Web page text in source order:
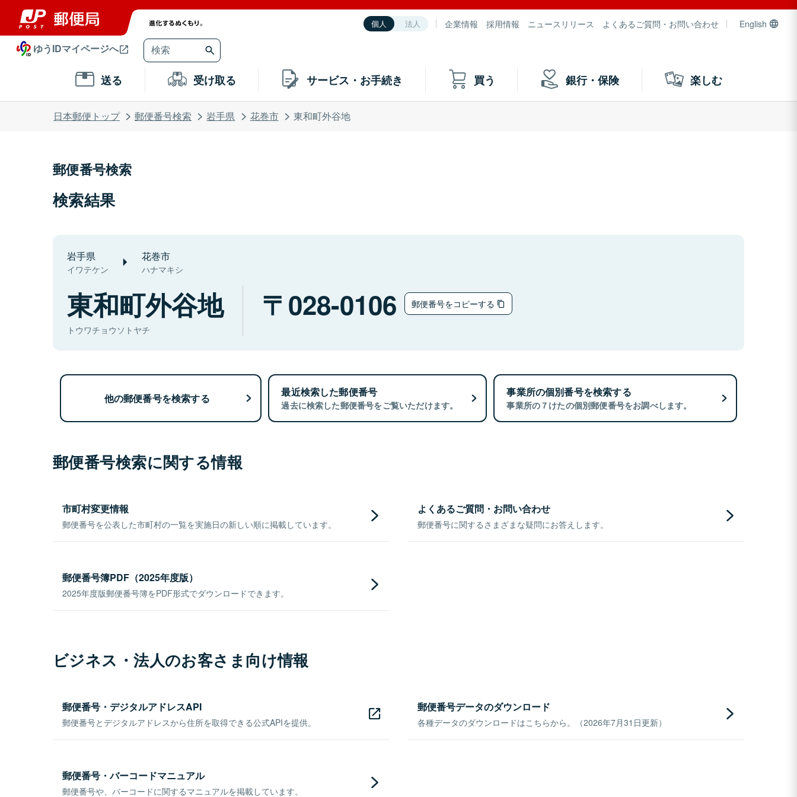
個人 法人 企業情報 採用情報 ニュースリリース よくあるご質問・お問い合わせ English
ゆうIDマイページへ
送る 受け取る サービス・お手続き 買う 銀行・保険 楽しむ
日本郵便トップ 郵便番号検索 岩手県 花巻市 東和町外谷地
郵便番号検索
検索結果
岩手県
イワテケン
花巻市
ハナマキシ
東和町外谷地
トウワチョウソトヤチ
028-0106 郵便番号をコピーする
他の郵便番号を検索する 最近検索した郵便番号
過去に検索した郵便番号をご覧いただけます。
事業所の個別番号を検索する
事業所の７けたの個別郵便番号をお調べします。
郵便番号検索に関する情報
市町村変更情報
郵便番号を公表した市町村の一覧を実施日の新しい順に掲載しています。
よくあるご質問・お問い合わせ
郵便番号に関するさまざまな疑問にお答えします。
郵便番号簿PDF（2025年度版）
2025年度版郵便番号簿をPDF形式でダウンロードできます。
ビジネス・法人のお客さま向け情報
郵便番号・デジタルアドレスAPI
郵便番号とデジタルアドレスから住所を取得できる公式APIを提供。
郵便番号データのダウンロード
各種データのダウンロードはこちらから。（2026年7月31日更新）
郵便番号・バーコードマニュアル
郵便番号や、バーコードに関するマニュアルを掲載しています。